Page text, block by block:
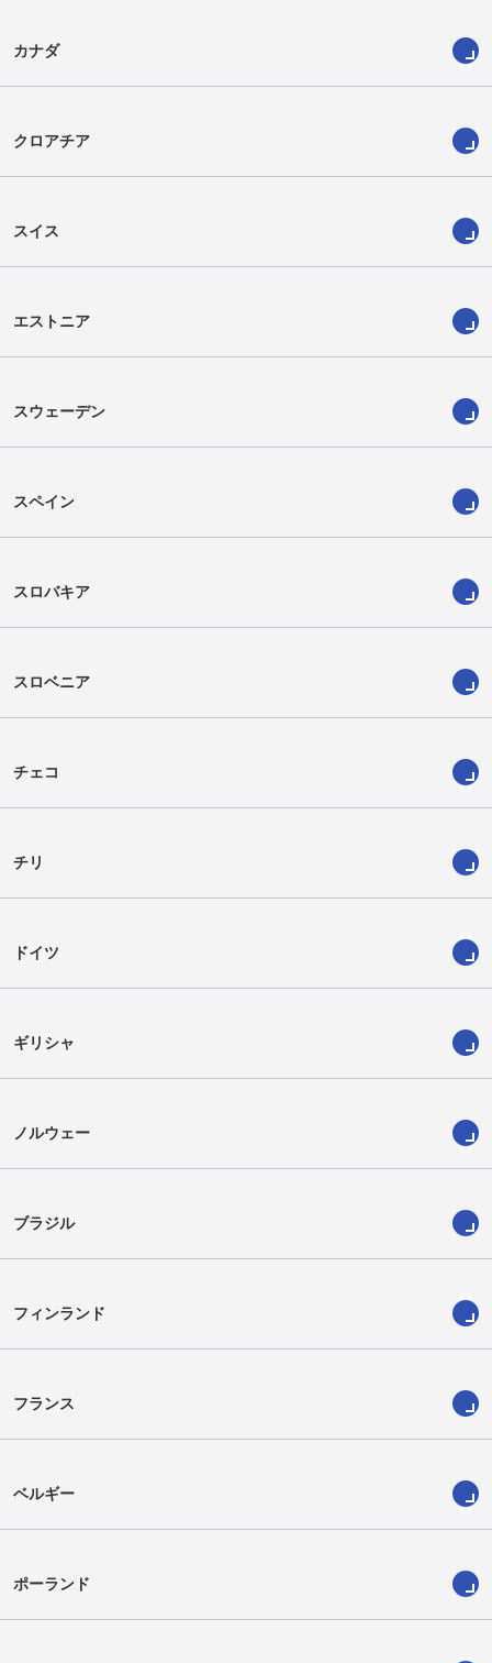
カナダ
クロアチア
スイス
エストニア
スウェーデン
スペイン
スロバキア
スロベニア
チェコ
チリ
ドイツ
ギリシャ
ノルウェー
ブラジル
フィンランド
フランス
ベルギー
ポーランド